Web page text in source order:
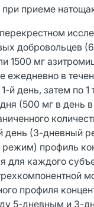
приеме
добровольцев
1500 мг
ежедневно в
й день, затем по 1
(500 мг в день в
день (3-дневный
профиль
для каждого
профиля
5-дневным и 3-